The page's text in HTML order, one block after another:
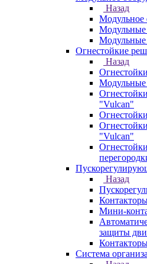
Назад
Модульное
Модульные
Модульные
Огнестойкие
Назад
Модульные
"Vulcan"
"Vulcan"
Назад
Мини-
защиты
Система